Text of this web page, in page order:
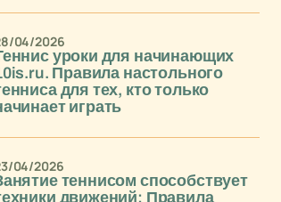
уроки для начинающих
Правила настольного
для тех, кто только
играть
04/2026
теннисом способствует
движений: Правила
04/2026